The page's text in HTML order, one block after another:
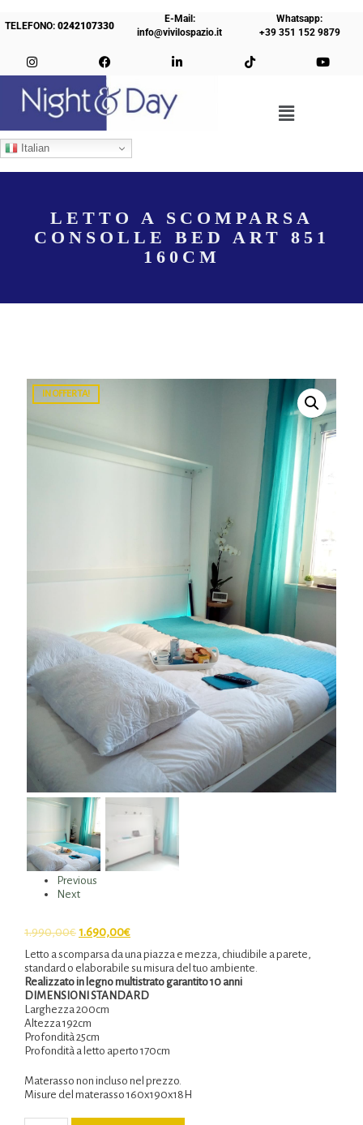
TELEFONO:0242107330
E-Mail:
info@vivilospazio.it
Whatsapp:
+39 351 152 9879
Italian
LETTO A SCOMPARSA
CONSOLLE BED ART 851
160CM
IN OFFERTA!
Previous
Next
1.990,00€1.690,00€
Letto a scomparsa da una piazza e mezza, chiudibile a parete,
standard o elaborabile su misura del tuo ambiente.
Realizzato in legno multistrato garantito 10 anni
DIMENSIONI STANDARD
Larghezza 200cm
Altezza 192cm
Profondità 25cm
Profondità a letto aperto 170cm
Materasso non incluso nel prezzo.
Misure del materasso 160x190x18H